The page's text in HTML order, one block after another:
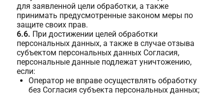
для заявленной цели обработки, а также
принимать предусмотренные законом меры по
защите своих прав.
6.6. При достижении целей обработки
персональных данных, а также в случае отзыва
субъектом персональных данных Согласия,
персональные данные подлежат уничтожению,
если:
Оператор не вправе осуществлять обработку
без Согласия субъекта персональных данных;